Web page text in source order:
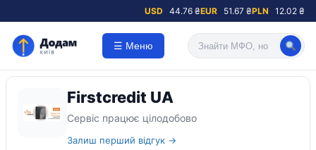
USD 44.76 ₴EUR 51.67 ₴PLN 12.02 ₴
☰ Меню
Firstcredit UA
Сервіс працює цілодобово
Залиш перший відгук →